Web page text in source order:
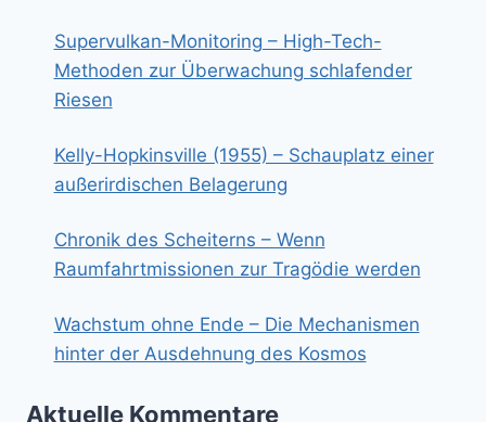
Supervulkan-Monitoring – High-Tech-
Methoden zur Überwachung schlafender
Riesen
Kelly-Hopkinsville (1955) – Schauplatz einer
außerirdischen Belagerung
Chronik des Scheiterns – Wenn
Raumfahrtmissionen zur Tragödie werden
Wachstum ohne Ende – Die Mechanismen
hinter der Ausdehnung des Kosmos
Aktuelle Kommentare